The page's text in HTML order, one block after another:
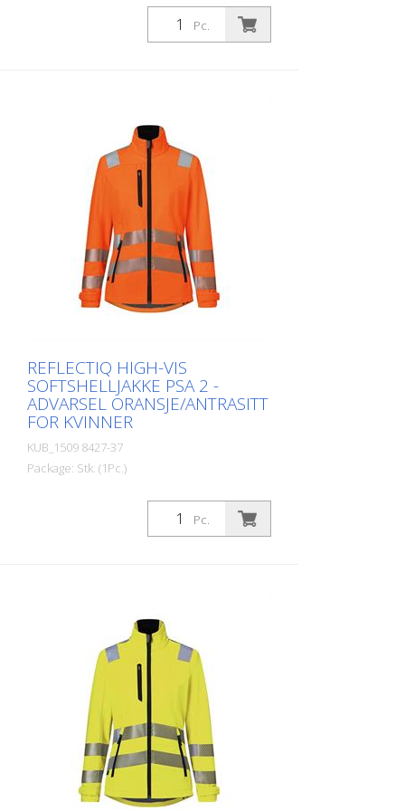
Damestørrelser 34 til 54 Ikke alle
produkter er for øyeblikket tilgjengelige i
Pc.
REFLECTIQ HIGH-VIS
SOFTSHELLJAKKE PSA 2 -
ADVARSEL ORANSJE/ANTRASITT
FOR KVINNER
KUB_1509 8427-37
Package: Stk. (1Pc.)
Design - Skreddersydd snitt - Stretch:
Svart farge for alle fargekombinasjoner -
Reflekselementer: reflekterende utseende
skulderen og på brystet og øvre del av
ryggen (5 cm brede) Funksjon - Høyre:
Napoleon-lomme med glidelås - med 2
sidelommer med glidelås - Til høyre:
innvendig smarttelefonlomme - Med
glidelås foran med hakebeskyttelse og
stormklaff - med stand-up/ turn-down-
krage med komfortabelt stretchinnsats i
nakken - med ergonomisk kuttede ermer
med ekstra bevegelsessoner for større
bevegelsesfrihet - ermekanten kan
Pc.